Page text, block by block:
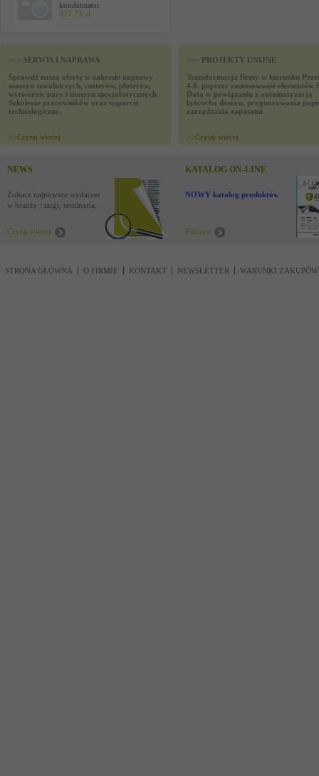
kondensator
327,73 zł
>>> SERWIS I NAPRAWA
Sprawdź naszą ofertę w zakresie naprawy
maszyn szwalniczych, cutterów, ploterów,
wytwornic pary i maszyn specjalistycznych.
Szkolenie pracowników oraz wsparcie
technologiczne.
>>Czytaj wiecej
>>> PROJEKTY UNIJNE
Transformacja firmy w kierunku
4.0. poprzez zastosowanie elementów
Data w powiązaniu z automatyzacją
łańcucha dostaw, prognozowania
zarządzania zapasami
>>Czytaj wiecej
NEWS
Zobacz najnowsze wydarzenia
w branży : targi, seminaria,
Czytaj więcej
KATALOG ON-LINE
NOWY katalog produktów !
Pobierz
STRONA GŁÓWNA O FIRMIE KONTAKT NEWSLETTER WARUNKI ZAKUPÓW